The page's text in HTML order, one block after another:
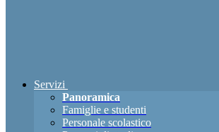
Servizi
Panoramica
Famiglie e studenti
Personale scolastico